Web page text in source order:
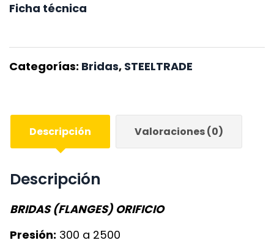
Ficha técnica
Categorías: Bridas, STEELTRADE
Descripción Valoraciones (0)
Descripción
BRIDAS (FLANGES) ORIFICIO
Presión: 300 a 2500